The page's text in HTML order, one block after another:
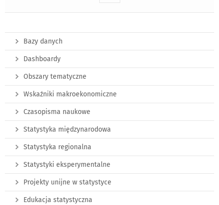
Bazy danych
Dashboardy
Obszary tematyczne
Wskaźniki makroekonomiczne
Czasopisma naukowe
Statystyka międzynarodowa
Statystyka regionalna
Statystyki eksperymentalne
Projekty unijne w statystyce
Edukacja statystyczna